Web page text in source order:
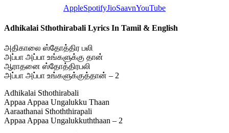
AppleSpotifyJioSaavnYouTube
Adhikalai Sthothirabali Lyrics In Tamil & English
அதிகாலை ஸ்தோத்திர பலி
அப்பா அப்பா உங்களுக்கு தான்
ஆராதனை ஸ்தோத்திரபலி
அப்பா அப்பா உங்களுக்குத்தான் – 2
Adhikalai Sthothirabali
Appaa Appaa Ungalukku Thaan
Aaraathanai Sthoththirapali
Appaa Appaa Ungalukkuththaan – 2